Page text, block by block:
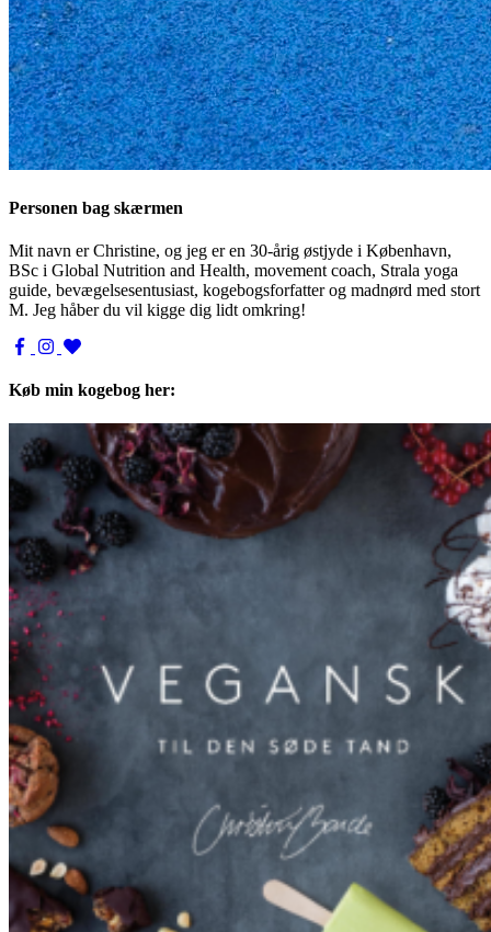
Personen bag skærmen
Mit navn er Christine, og jeg er en 30-årig østjyde i København,
BSc i Global Nutrition and Health, movement coach, Strala yoga
guide, bevægelsesentusiast, kogebogsforfatter og madnørd med stort
M. Jeg håber du vil kigge dig lidt omkring!
Køb min kogebog her: